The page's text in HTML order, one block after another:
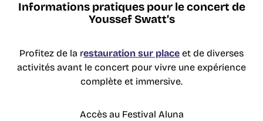
Informations pratiques pour le concert de
Youssef Swatt’s
Profitez de la restauration sur place et de diverses
activités avant le concert pour vivre une expérience
complète et immersive.
Accès au Festival Aluna